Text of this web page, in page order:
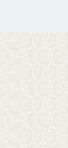
）；渗透检测（